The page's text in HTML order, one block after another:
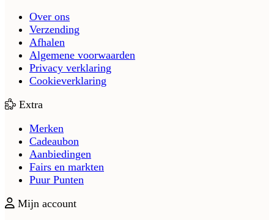
Over ons
Verzending
Afhalen
Algemene voorwaarden
Privacy verklaring
Cookieverklaring
Extra
Merken
Cadeaubon
Aanbiedingen
Fairs en markten
Puur Punten
Mijn account